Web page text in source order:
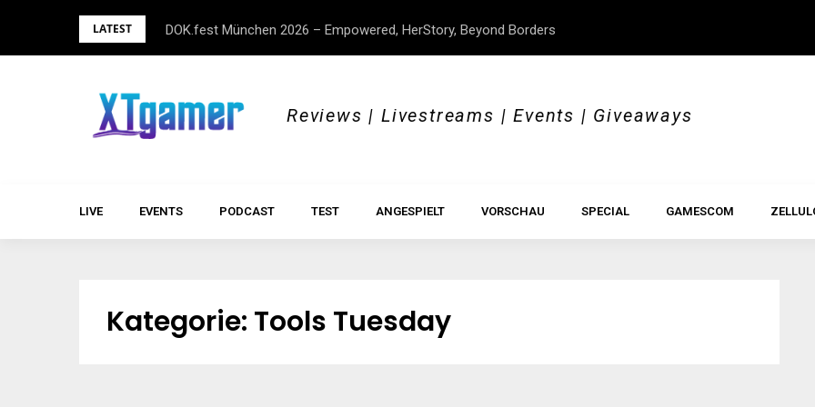
LATEST DOK.fest München 2026 – Empowered, HerStory, Beyond Borders
Reviews | Livestreams | Events | Giveaways
LIVE EVENTS PODCAST TEST ANGESPIELT VORSCHAU SPECIAL GAMESCOM
Kategorie: Tools Tuesday